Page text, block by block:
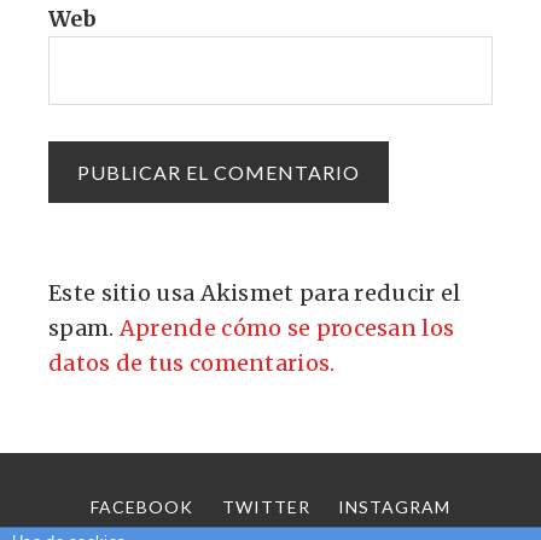
Web
Este sitio usa Akismet para reducir el
spam.Aprende cómo se procesan los
datos de tus comentarios.
FACEBOOK TWITTER
INSTAGRAM